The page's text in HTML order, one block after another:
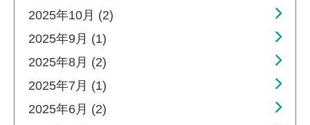
2025年10月 (2)
2025年9月 (1)
2025年8月 (2)
2025年7月 (1)
2025年6月 (2)